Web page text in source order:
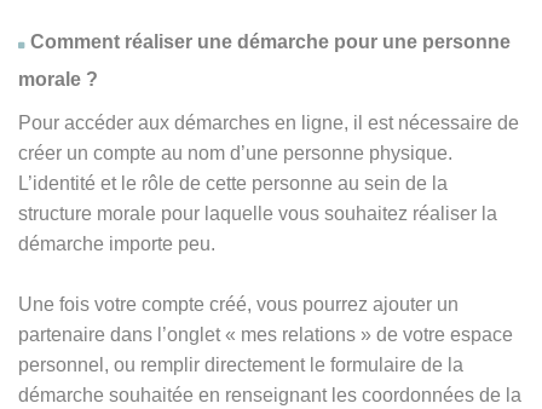
Comment réaliser une démarche pour une personne
morale ?
Pour accéder aux démarches en ligne, il est nécessaire de
créer un compte au nom d’une personne physique.
L’identité et le rôle de cette personne au sein de la
structure morale pour laquelle vous souhaitez réaliser la
démarche importe peu.
Une fois votre compte créé, vous pourrez ajouter un
partenaire dans l’onglet « mes relations » de votre espace
personnel, ou remplir directement le formulaire de la
démarche souhaitée en renseignant les coordonnées de la